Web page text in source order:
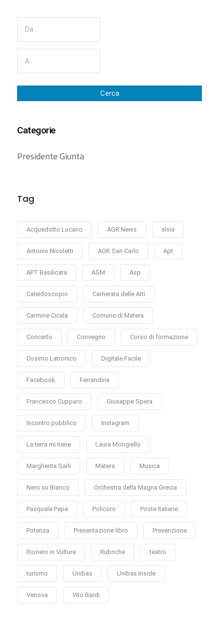
Cerca
Categorie
Presidente Giunta
Tag
Acquedotto Lucano AGR News alsia
Antonio Nicoletti AOR San Carlo Apt
APT Basilicata ASM Asp
Caleidoscopio Camerata delle Arti
Carmine Cicala Comune di Matera
Concerto Convegno Corso di formazione
Cosimo Latronico Digitale Facile
Facebook Ferrandina
Francesco Cupparo Giuseppe Spera
Incontro pubblico Instagram
La terra mi tiene Laura Mongiello
Margherita Sarli Matera Musica
Nero su Bianco Orchestra della Magna Grecia
Pasquale Pepe Policoro Poste Italiane
Potenza Presentazione libro Prevenzione
Rionero in Vulture Rubriche teatro
turismo Unibas Unibas Inside
Venosa Vito Bardi